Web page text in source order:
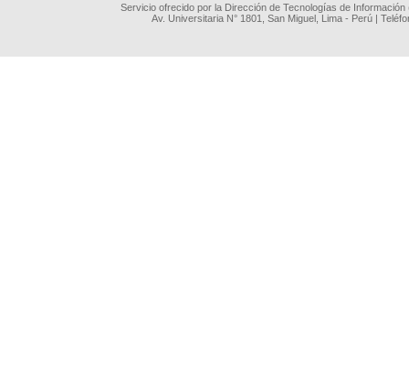
Servicio ofrecido por la Dirección de Tecnologías de
Av. Universitaria N° 1801, San Miguel, Lima - Perú |